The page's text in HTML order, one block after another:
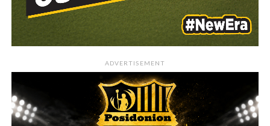
ADVERTISEMENT